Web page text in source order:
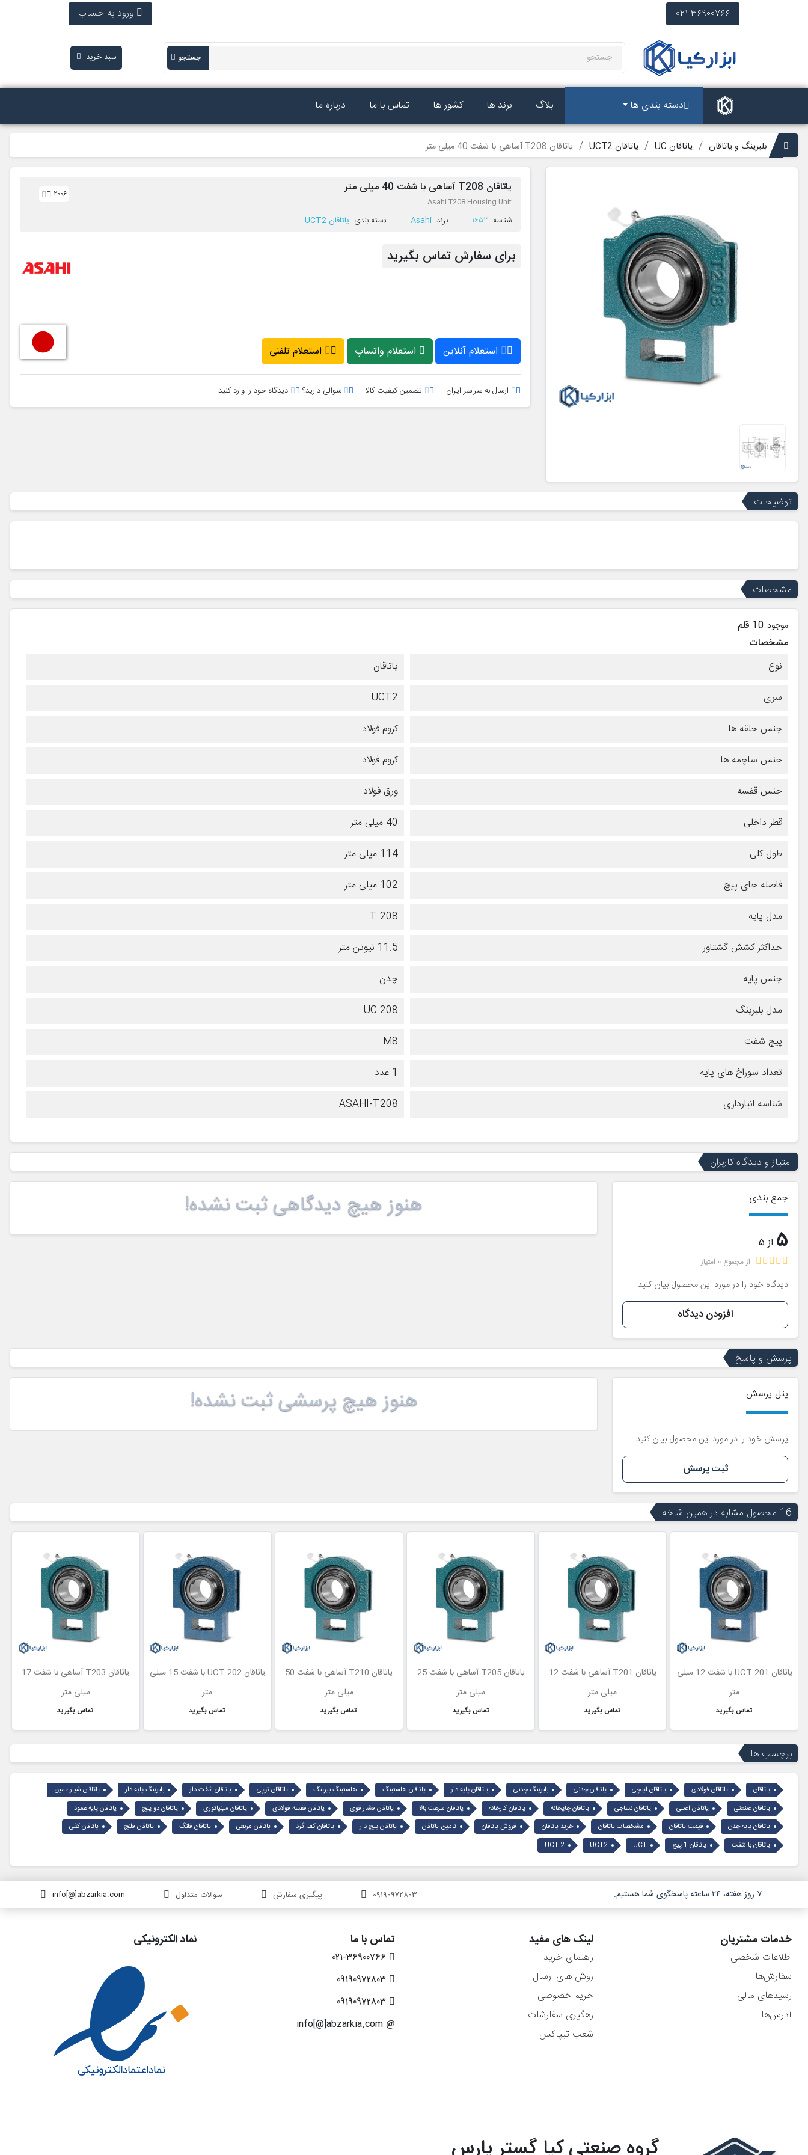
021-36900766 ورود به حساب
جستجو سبد خرید
دسته بندی ها بلاگ برند ها کشور ها تماس با ما درباره ما
بلبرینگ و یاتاقان یاتاقان UC یاتاقان UCT2 یاتاقان T208 آساهی با شفت 40 میلی متر
یاتاقان T208 آساهی با شفت 40 میلی متر
Asahi T208 Housing Unit
2006
ﺷﻨﺎﺳﻪ: 1653 ﺑﺮﻧﺪ: Asahi ﺩﺳﺘﻪ ﺑﻨﺪی: یاتاقان UCT2
برای سفارش تماس بگیرید
استعلام آنلاین استعلام واتساپ استعلام تلفنی
ارسال به سراسر ایران تضمین کیفیت کالا سوالی دارید؟ دیدگاه خود را وارد کنید
توضیحات
مشخصات
موجود 10 قلم
مشخصات
نوع
یاتاقان
سری
UCT2
جنس حلقه ها
کروم فولاد
جنس ساچمه ها
کروم فولاد
جنس قفسه
ورق فولاد
قطر داخلی
40 میلی متر
طول کلی
114 میلی متر
فاصله جای پیچ
102 میلی متر
مدل پایه
T 208
حداکثر کشش گشتاور
11.5 نیوتن متر
جنس پایه
چدن
مدل بلبرینگ
UC 208
پیچ شفت
M8
تعداد سوراخ های پایه
1 عدد
شناسه انبارداری
ASAHI-T208
امتیاز و دیدگاه کاربران
جمع بندی
5 از 5
از مجموع 0 امتیاز
دیدگاه خود را در مورد این محصول بیان کنید
افزودن دیدگاه
هنوز هیچ دیدگاهی ثبت نشده!
پرسش و پاسخ
پنل پرسش
پرسش خود را در مورد این محصول بیان کنید
ثبت پرسش
هنوز هیچ پرسشی ثبت نشده!
16 محصول مشابه در همین شاخه
یاتاقان UCT 201 با شفت 12 میلی
متر
تماس بگیرید
یاتاقان T201 آساهی با شفت 12
میلی متر
تماس بگیرید
یاتاقان T205 آساهی با شفت 25
میلی متر
تماس بگیرید
یاتاقان T210 آساهی با شفت 50
میلی متر
تماس بگیرید
یاتاقان UCT 202 با شفت 15 میلی
متر
تماس بگیرید
یاتاقان T203 آساهی با شفت 17
میلی متر
تماس بگیرید
برچسب ها
یاتاقان یاتاقان فولادی یاتاقان اینچی یاتاقان چدنی بلبرینگ چدنی یاتاقان پایه دار یاتاقان هاستینگ هاستینگ بیرینگ یاتاقان توپی یاتاقان شفت دار بلبرینگ پایه دار
یاتاقان شیار عمیق
یاتاقان صنعتی
یاتاقان اصلی یاتاقان نساجی یاتاقان چاپخانه یاتاقان کارخانه یاتاقان سرعت بالا یاتاقان فشار قوی یاتاقان قفسه فولادی یاتاقان مینیاتوری یاتاقان دو پیچ
یاتاقان پایه عمود
یاتاقان پایه چدن
قیمت یاتاقان مشخصات یاتاقان خرید یاتاقان فروش یاتاقان تامین یاتاقان یاتاقان پیچ دار یاتاقان کف گرد یاتاقان مربعی یاتاقان فلنگ یاتاقان فلنج
یاتاقان کفی
یاتاقان با شفت
یاتاقان 1 پیچ UCT
UCT2
UCT 2
۷ روز هفته، ۲۴ ساعته پاسخگوی شما هستیم. info[@]abzarkia.com سوالات متداول پیگیری سفارش 09190972803
خدمات مشتریان
اطلاعات شخصی
سفارش‌ها
رسیدهای مالی
آدرس‌ها
لینک های مفید
راهنمای خرید
روش های ارسال
حریم خصوصی
رهگیری سفارشات
شعب تیپاکس
تماس با ما نماد الکترونیکی